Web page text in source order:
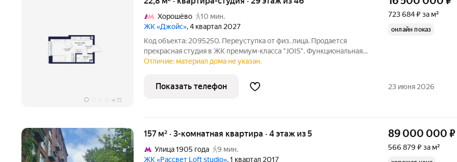
+ 11
Хорошёво
10 мин.
ЖК «Джойс», 4 квартал 2027
Код объекта: 2095250. Переуступка от физ. лица. Продается
прекрасная студия в ЖК премиум-класса "JOIS". Функциональная
планировка: просторная кухня-гостиная (11.66м+6.23м),
окна. В квартире
723 684 ₽ за м²
онлайн показ
Отличие: материал дома не указан.
Показать телефон 23 июня 2026
157 м² · 3-комнатная квартира · 4 этаж из 5
Улица 1905 года
9 мин.
ЖК «Рассвет Loft studio», 1 квартал 2017
89 000 000 ₽
566 879 ₽ за м²